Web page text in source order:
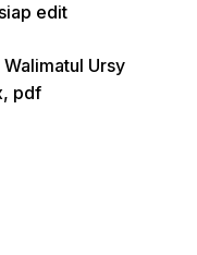
edit
Ursy
pdf